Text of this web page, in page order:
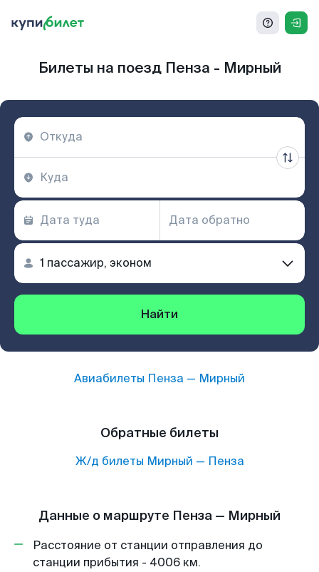
Билеты на поезд Пенза - Мирный
Найти
Авиабилеты Пенза — Мирный
Обратные билеты
Ж/д билеты Мирный — Пенза
Данные о маршруте Пенза — Мирный
Расстояние от станции отправления до
станции прибытия - 4006 км.